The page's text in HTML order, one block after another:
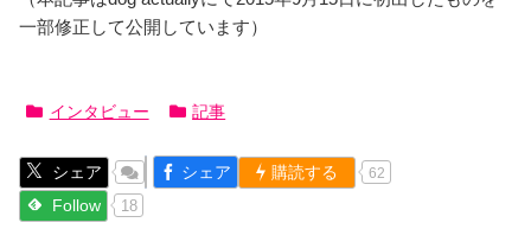
一部修正して公開しています）
インタビュー 記事
シェア シェア 購読する 62
Follow 18